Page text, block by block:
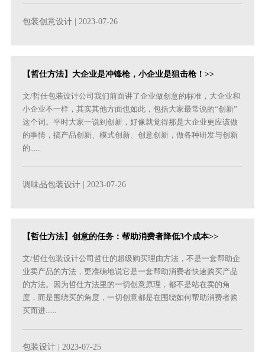
包装创意设计 | 2023-07-26
【哲仕方法】大企业是冲锋枪，小企业是狙击枪！>>
文/哲仕包装设计公司我们前面讲了企业做创意的标准，大企业和
小企业不一样，其实其他方面也如此，包括大家最常说的“创新”
这个词。平时大家一说到创新，好像就觉得那是大企业更应该做
的事情，搞产品创新、模式创新、创意创新，做各种研发与创新
的......
调味品包装设计 | 2023-07-26
【哲仕方法】创意的任务：帮助消费者降低3个成本>>
文/哲仕包装设计公司哲仕的超级购买理由方法，不是一套帮助企
业卖产品的方法，更准确地说它是一套帮助消费者快速购买产品
的方法。因为哲仕方法里的一切创意原理，都不是站在卖的角
度，而是围绕买的角度，一切创意都是在围绕如何帮助消费者购
买而进......
包装设计 | 2023-07-25